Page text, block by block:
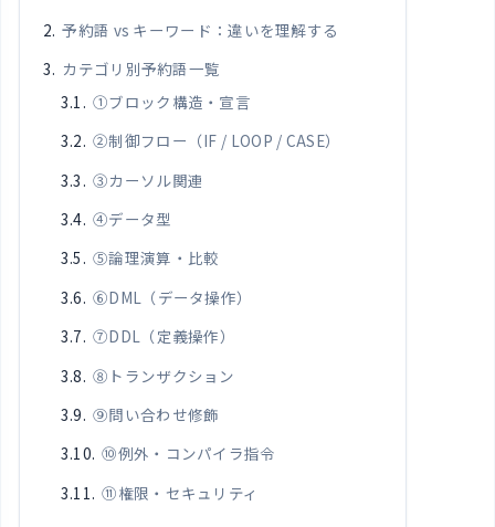
予約語 vs キーワード：違いを理解する
カテゴリ別予約語一覧
①ブロック構造・宣言
②制御フロー（IF / LOOP / CASE）
③カーソル関連
④データ型
⑤論理演算・比較
⑥DML（データ操作）
⑦DDL（定義操作）
⑧トランザクション
⑨問い合わせ修飾
⑩例外・コンパイラ指令
⑪権限・セキュリティ